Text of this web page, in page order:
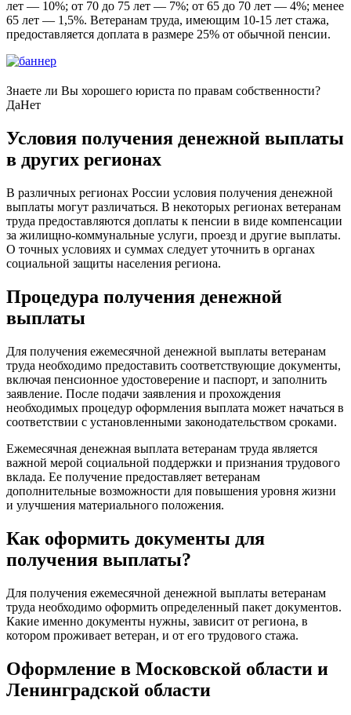
лет — 10%; от 70 до 75 лет — 7%; от 65 до 70 лет — 4%; менее
65 лет — 1,5%. Ветеранам труда, имеющим 10-15 лет стажа,
предоставляется доплата в размере 25% от обычной пенсии.
Знаете ли Вы хорошего юриста по правам собственности?
ДаНет
Условия получения денежной выплаты
в других регионах
В различных регионах России условия получения денежной
выплаты могут различаться. В некоторых регионах ветеранам
труда предоставляются доплаты к пенсии в виде компенсации
за жилищно-коммунальные услуги, проезд и другие выплаты.
О точных условиях и суммах следует уточнить в органах
социальной защиты населения региона.
Процедура получения денежной
выплаты
Для получения ежемесячной денежной выплаты ветеранам
труда необходимо предоставить соответствующие документы,
включая пенсионное удостоверение и паспорт, и заполнить
заявление. После подачи заявления и прохождения
необходимых процедур оформления выплата может начаться в
соответствии с установленными законодательством сроками.
Ежемесячная денежная выплата ветеранам труда является
важной мерой социальной поддержки и признания трудового
вклада. Ее получение предоставляет ветеранам
дополнительные возможности для повышения уровня жизни
и улучшения материального положения.
Как оформить документы для
получения выплаты?
Для получения ежемесячной денежной выплаты ветеранам
труда необходимо оформить определенный пакет документов.
Какие именно документы нужны, зависит от региона, в
котором проживает ветеран, и от его трудового стажа.
Оформление в Московской области и
Ленинградской области